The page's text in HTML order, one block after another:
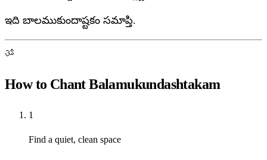
ఇది బాలముకుందాష్టకం సమాప్తి.
ॐ
How to Chant Balamukundashtakam
1
Find a quiet, clean space